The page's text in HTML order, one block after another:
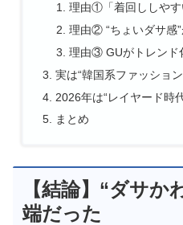
理由①「着回ししやす
理由② “ちょいダサ感
理由③ GUがトレンド
実は“韓国系ファッショ
2026年は“レイヤード時
まとめ
【結論】“ダサか
端だった